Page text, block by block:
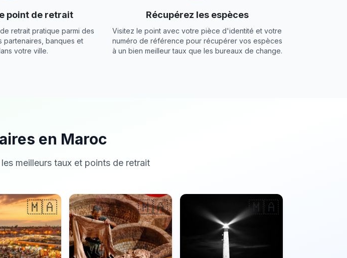
point de retrait
retrait pratique parmi des
partenaires, banques et
votre ville.
Récupérez les espèces
Visitez le point avec votre pièce d'identité et votre
numéro de référence pour récupérer vos espèces
à un bien meilleur taux que les bureaux de change.
en Maroc
meilleurs taux et points de retrait
🇲🇦 🇲🇦 🇲🇦